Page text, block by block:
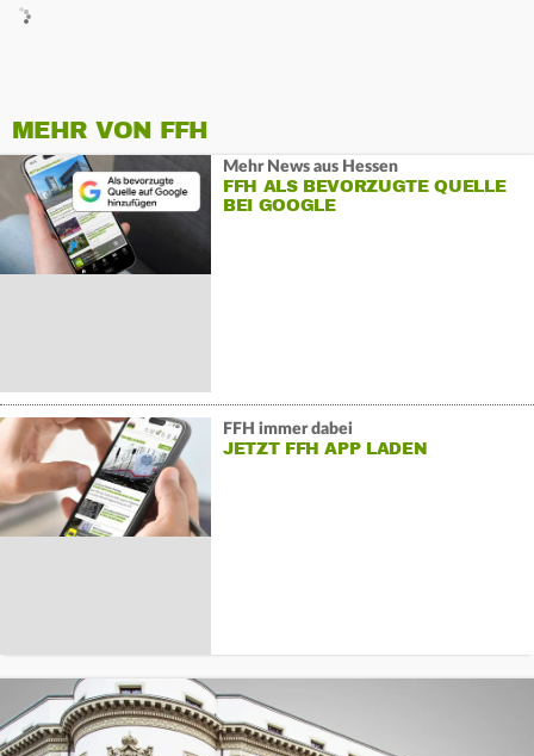
MEHR VON FFH
Mehr News aus Hessen
FFH ALS BEVORZUGTE QUELLE
BEI GOOGLE
FFH immer dabei
JETZT FFH APP LADEN